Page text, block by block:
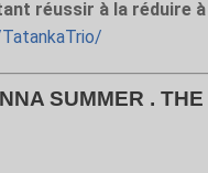
réussir à la réduire
SUMMER .